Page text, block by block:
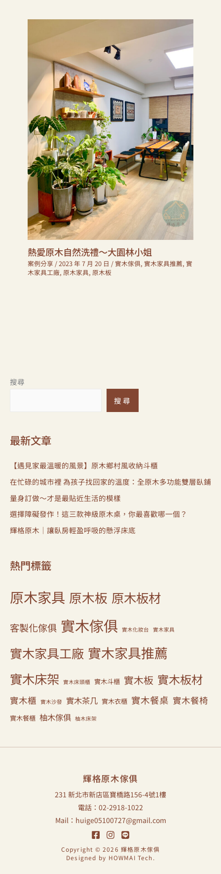
搜尋
搜尋
最新文章
【遇見家最溫暖的風景】原木鄉村風收納斗櫃
在忙碌的城市裡 為孩子找回家的溫度：全原木多功能雙層臥鋪
量身訂做～才是最貼近生活的模樣
選擇障礙發作！這三款神級原木桌，你最喜歡哪一個？
輝格原木｜讓臥房輕盈呼吸的懸浮床底
熱門標籤
原木家具 原木板 原木板材
客製化傢俱 實木傢俱 實木化妝台 實木家具
實木家具工廠 實木家具推薦
實木床架 實木床頭櫃 實木斗櫃 實木板 實木板材
實木櫃 實木沙發 實木茶几 實木衣櫃 實木餐桌 實木餐椅
實木餐櫃 柚木傢俱 柚木床架
熱愛原木自然洗禮～大園林小姐
案例分享 /2023 年 7 月 20 日 /實木傢俱,實木家具推薦,實
木家具工廠,原木家具,原木板
輝格原木傢俱
231 新北市新店區寶橋路156-4號1樓
電話：02-2918-1022
Mail：huige05100727@gmail.com
Copyright © 2026 輝格原木傢俱
Designed by HOWMAI Tech.